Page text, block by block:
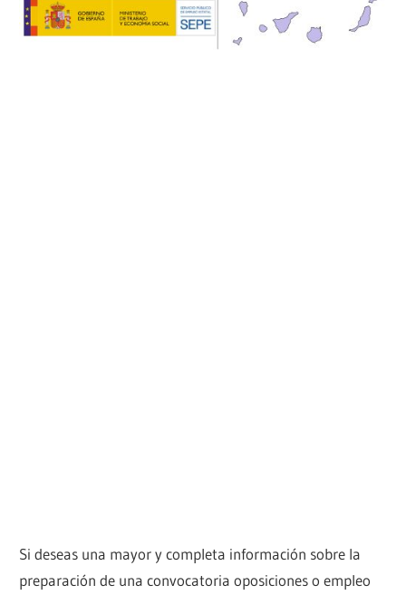
Si deseas una mayor y completa información sobre la
preparación de una convocatoria oposiciones o empleo